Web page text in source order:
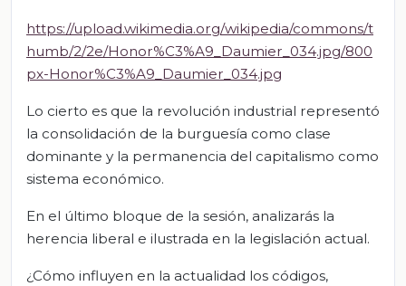
https://upload.wikimedia.org/wikipedia/commons/t
humb/2/2e/Honor%C3%A9_Daumier_034.jpg/800
px-Honor%C3%A9_Daumier_034.jpg
Lo cierto es que la revolución industrial representó
la consolidación de la burguesía como clase
dominante y la permanencia del capitalismo como
sistema económico.
En el último bloque de la sesión, analizarás la
herencia liberal e ilustrada en la legislación actual.
¿Cómo influyen en la actualidad los códigos,